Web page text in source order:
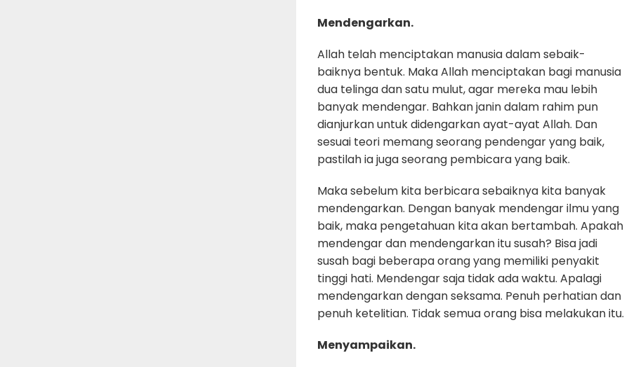
Mendengarkan.
Allah telah menciptakan manusia dalam sebaik-
baiknya bentuk. Maka Allah menciptakan bagi manusia
dua telinga dan satu mulut, agar mereka mau lebih
banyak mendengar. Bahkan janin dalam rahim pun
dianjurkan untuk didengarkan ayat-ayat Allah. Dan
sesuai teori memang seorang pendengar yang baik,
pastilah ia juga seorang pembicara yang baik.
Maka sebelum kita berbicara sebaiknya kita banyak
mendengarkan. Dengan banyak mendengar ilmu yang
baik, maka pengetahuan kita akan bertambah. Apakah
mendengar dan mendengarkan itu susah? Bisa jadi
susah bagi beberapa orang yang memiliki penyakit
tinggi hati. Mendengar saja tidak ada waktu. Apalagi
mendengarkan dengan seksama. Penuh perhatian dan
penuh ketelitian. Tidak semua orang bisa melakukan itu.
Menyampaikan.